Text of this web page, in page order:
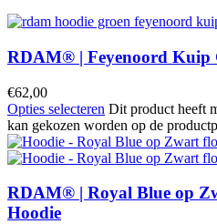
RDAM® | Feyenoord Kuip
€62,00
Opties selecteren Dit product heeft
kan gekozen worden op de
RDAM® | Royal Blue op
Hoodie